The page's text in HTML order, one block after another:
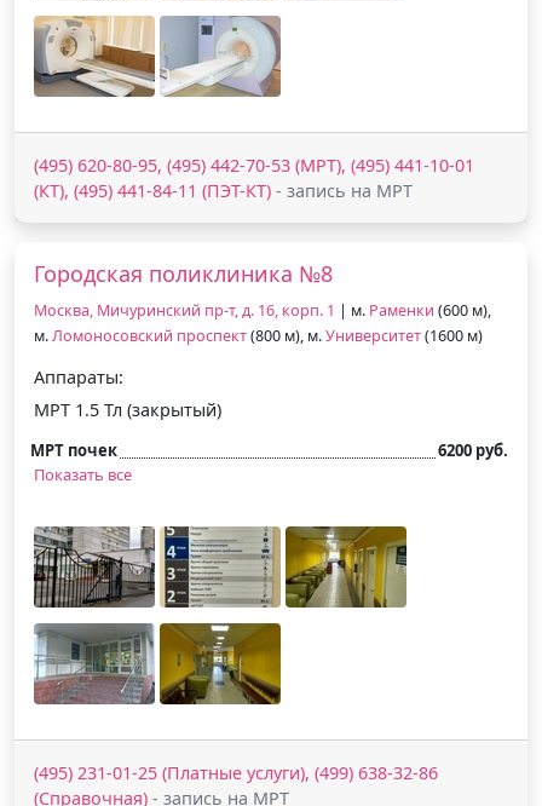
(495) 620-80-95, (495) 442-70-53 (МРТ), (495) 441-10-01
(КТ), (495) 441-84-11 (ПЭТ-КТ) - запись на МРТ
Городская поликлиника №8
Москва, Мичуринский пр-т, д. 16, корп. 1 | м. Раменки (600 м),
м.Ломоносовский проспект(800 м), м.Университет(1600 м)
Аппараты:
МРТ 1.5 Тл (закрытый)
МРТ почек
6200 руб.
Показать все
(495) 231-01-25 (Платные услуги), (499) 638-32-86
(Справочная) - запись на МРТ